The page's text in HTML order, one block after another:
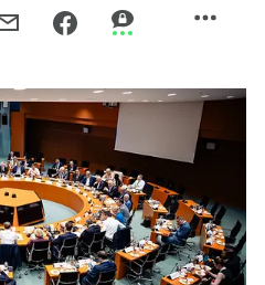
TEILEN,
SCHNELLER,
DIGITALER
UND
HANDLUNGSFÄHIGER
STAAT
EIN
SCHNELLER,
DIGITALER
UND
HANDLUNGSFÄHIGER
STAAT
EIN
SCHNELLER,
DIGITALER
UND
STAAT